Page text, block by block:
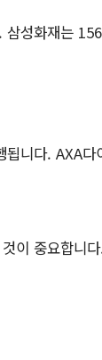
삼성화재는
니다. AXA
이 중요합니